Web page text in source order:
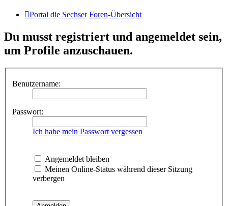
Portal die Sechser Foren-Übersicht
Du musst registriert und angemeldet sein,
um Profile anzuschauen.
Benutzername:
Passwort:
Ich habe mein Passwort vergessen
Angemeldet bleiben
Meinen Online-Status während dieser Sitzung
verbergen